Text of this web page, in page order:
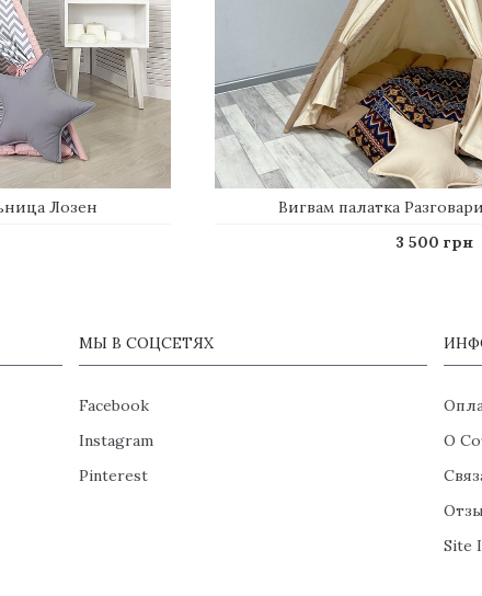
Лозен
Вигвам палатка
3 500 грн
МЫ В СОЦСЕТЯХ
Facebook
Instagram
Pinterest
О
Site